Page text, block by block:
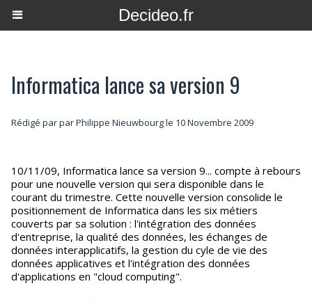
Decideo.fr
Informatica lance sa version 9
Rédigé par par Philippe Nieuwbourg le 10 Novembre 2009
10/11/09, Informatica lance sa version 9... compte à rebours
pour une nouvelle version qui sera disponible dans le
courant du trimestre. Cette nouvelle version consolide le
positionnement de Informatica dans les six métiers
couverts par sa solution : l'intégration des données
d'entreprise, la qualité des données, les échanges de
données interapplicatifs, la gestion du cyle de vie des
données applicatives et l'intégration des données
d'applications en "cloud computing".